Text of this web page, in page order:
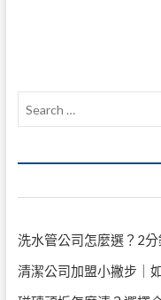
洗水管公司怎麼選？2
清潔公司加盟小撇步｜